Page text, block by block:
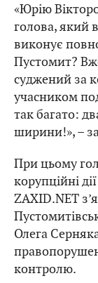
«Юрію
голова, який
виконує
Пустомит?
суджений за
учасником
так багато:
ширини!», –
При цьому
корупційні
ZAXID.NET
Олега
контролю.